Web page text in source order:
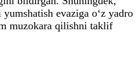
evaziga o‘z yadro
muzokara qilishni taklif